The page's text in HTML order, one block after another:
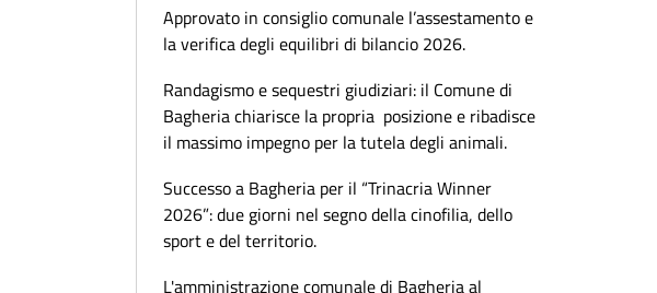
Approvato in consiglio comunale l’assestamento e
la verifica degli equilibri di bilancio 2026.
Randagismo e sequestri giudiziari: il Comune di
Bagheria chiarisce la propria posizione e ribadisce
il massimo impegno per la tutela degli animali.
Successo a Bagheria per il “Trinacria Winner
2026”: due giorni nel segno della cinofilia, dello
sport e del territorio.
L'amministrazione comunale di Bagheria al